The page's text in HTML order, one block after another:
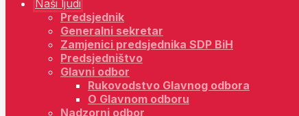
Naši ljudi
Predsjednik
Generalni sekretar
Zamjenici predsjednika SDP BiH
Predsjedništvo
Glavni odbor
Rukovodstvo Glavnog odbora
O Glavnom odboru
Nadzorni odbor